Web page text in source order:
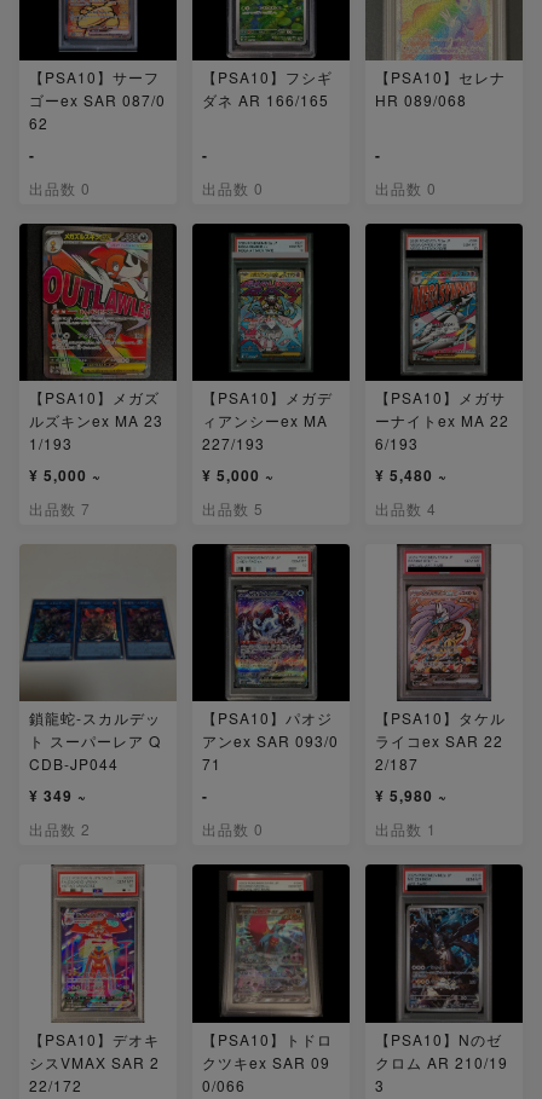
【PSA10】サーフ
ゴーex SAR 087/0
62
-
出品数 0
【PSA10】フシギ
ダネ AR 166/165
-
出品数 0
【PSA10】セレナ
HR 089/068
-
出品数 0
【PSA10】メガズ
ルズキンex MA 23
1/193
¥ 5,000 ~
出品数 7
【PSA10】メガデ
ィアンシーex MA
227/193
¥ 5,000 ~
出品数 5
【PSA10】メガサ
ーナイトex MA 22
6/193
¥ 5,480 ~
出品数 4
鎖龍蛇-スカルデッ
ト スーパーレア Q
CDB-JP044
¥ 349 ~
出品数 2
【PSA10】パオジ
アンex SAR 093/0
71
-
出品数 0
【PSA10】タケル
ライコex SAR 22
2/187
¥ 5,980 ~
出品数 1
【PSA10】デオキ
シスVMAX SAR 2
22/172
【PSA10】トドロ
クツキex SAR 09
0/066
【PSA10】Nのゼ
クロム AR 210/19
3